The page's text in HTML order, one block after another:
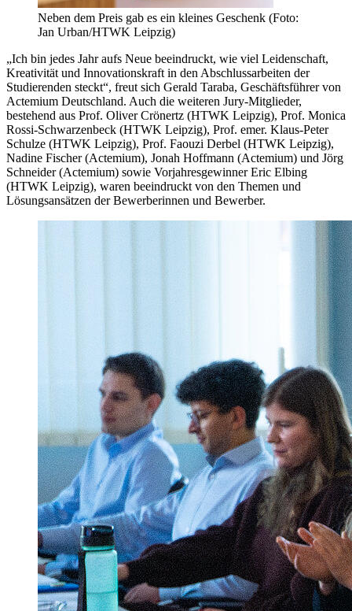
Neben dem Preis gab es ein kleines Geschenk (Foto:
Jan Urban/HTWK Leipzig)
„Ich bin jedes Jahr aufs Neue beeindruckt, wie viel Leidenschaft,
Kreativität und Innovationskraft in den Abschlussarbeiten der
Studierenden steckt“, freut sich Gerald Taraba, Geschäftsführer von
Actemium Deutschland. Auch die weiteren Jury-Mitglieder,
bestehend aus Prof. Oliver Crönertz (HTWK Leipzig), Prof. Monica
Rossi-Schwarzenbeck (HTWK Leipzig), Prof. emer. Klaus-Peter
Schulze (HTWK Leipzig), Prof. Faouzi Derbel (HTWK Leipzig),
Nadine Fischer (Actemium), Jonah Hoffmann (Actemium) und Jörg
Schneider (Actemium) sowie Vorjahresgewinner Eric Elbing
(HTWK Leipzig), waren beeindruckt von den Themen und
Lösungsansätzen der Bewerberinnen und Bewerber.